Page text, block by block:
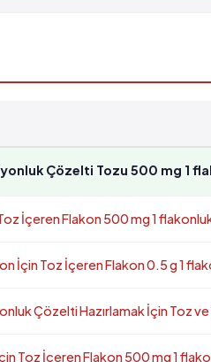
Çözelti Tozu 500 mg 1
İçeren Flakon 500 mg 1
İçin Toz İçeren Flakon 0.5 g 1
Çözelti Hazırlamak İçin Toz
Toz İçeren Flakon 500 mg 1